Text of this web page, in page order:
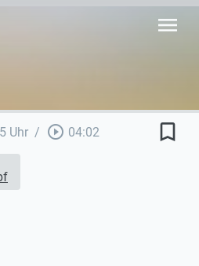
menu
Uhr / play_circle_outline 04:02 bookmark_border